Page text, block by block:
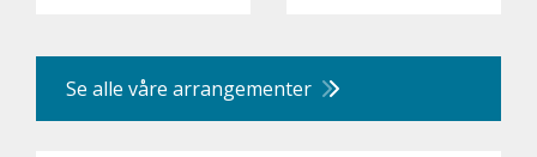
Se alle våre arrangementer